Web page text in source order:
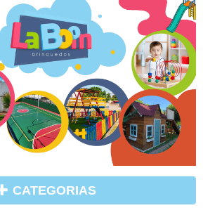
CATEGORIAS